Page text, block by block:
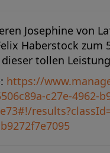
Josephine von
Haberstock zum
tollen
https://
c27e-4962-